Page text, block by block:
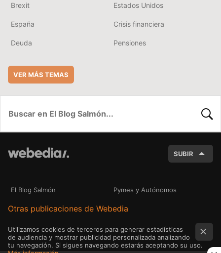
Brexit Estados Unidos
España Crisis financiera
Deuda Pensiones
VER MÁS TEMAS
SUBIR
El Blog Salmón Pymes y Autónomos
Otras publicaciones de Webedia
Utilizamos cookies de terceros para generar estadísticas
de audiencia y mostrar publicidad personalizada analizando
tu navegación. Si sigues navegando estarás aceptando su uso.